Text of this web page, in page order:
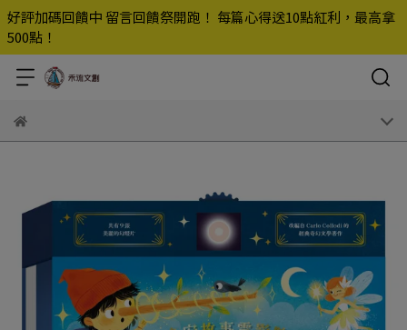
好評加碼回饋中 留言回饋祭開跑！ 每篇心得送10點紅利，最高拿
500點！